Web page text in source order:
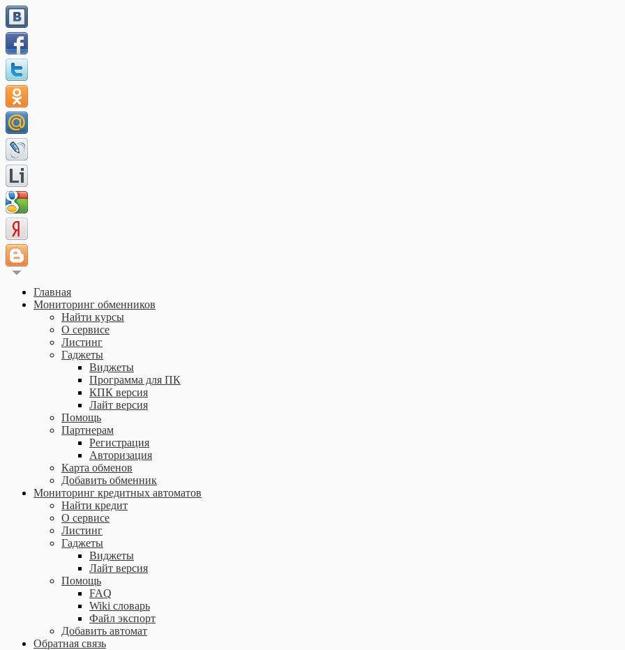
Главная
Мониторинг обменников
Найти курсы
О сервисе
Листинг
Гаджеты
Виджеты
Программа для ПК
КПК версия
Лайт версия
Помощь
Партнерам
Регистрация
Авторизация
Карта обменов
Добавить обменник
Мониторинг кредитных автоматов
Найти кредит
О сервисе
Листинг
Гаджеты
Виджеты
Лайт версия
Помощь
FAQ
Wiki словарь
Файл экспорт
Добавить автомат
Обратная связь